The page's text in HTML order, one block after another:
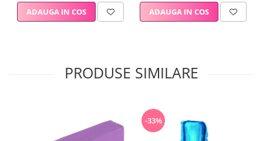
ADAUGA IN COS ADAUGA IN COS
PRODUSE SIMILARE
-33%